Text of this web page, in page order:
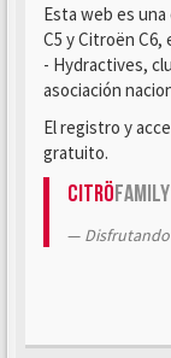
Esta web es
C5 y Citroën C6,
- Hydractives,
asociación
El registro y
gratuito.
CitröFamily